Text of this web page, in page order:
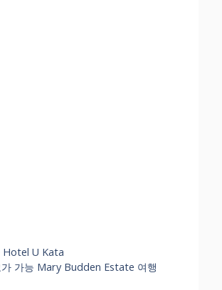
Hotel U Kata
가능 Mary Budden Estate 여행